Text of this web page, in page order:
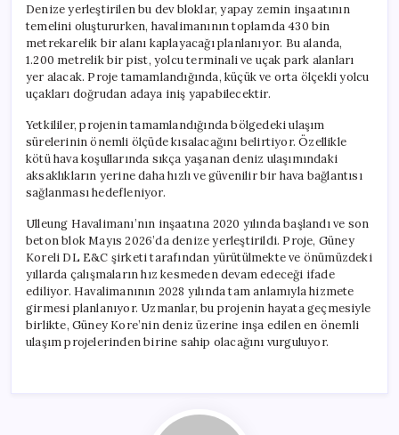
Denize yerleştirilen bu dev bloklar, yapay zemin inşaatının
temelini oluştururken, havalimanının toplamda 430 bin
metrekarelik bir alanı kaplayacağı planlanıyor. Bu alanda,
1.200 metrelik bir pist, yolcu terminali ve uçak park alanları
yer alacak. Proje tamamlandığında, küçük ve orta ölçekli yolcu
uçakları doğrudan adaya iniş yapabilecektir.
Yetkililer, projenin tamamlandığında bölgedeki ulaşım
sürelerinin önemli ölçüde kısalacağını belirtiyor. Özellikle
kötü hava koşullarında sıkça yaşanan deniz ulaşımındaki
aksaklıkların yerine daha hızlı ve güvenilir bir hava bağlantısı
sağlanması hedefleniyor.
Ulleung Havalimanı’nın inşaatına 2020 yılında başlandı ve son
beton blok Mayıs 2026’da denize yerleştirildi. Proje, Güney
Koreli DL E&C şirketi tarafından yürütülmekte ve önümüzdeki
yıllarda çalışmaların hız kesmeden devam edeceği ifade
ediliyor. Havalimanının 2028 yılında tam anlamıyla hizmete
girmesi planlanıyor. Uzmanlar, bu projenin hayata geçmesiyle
birlikte, Güney Kore’nin deniz üzerine inşa edilen en önemli
ulaşım projelerinden birine sahip olacağını vurguluyor.